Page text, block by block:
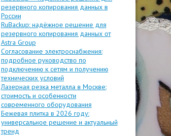
резервного копирования данных в
России
RuBackup: надёжное решение для
резервного копирования данных от
Astra Group
Согласование электроснабжения:
подробное руководство по
подключению к сетям и получению
технических условий
Лазерная резка металла в Москве:
стоимость и особенности
современного оборудования
Бежевая плитка в 2026 году:
универсальное решение и актуальный
тренд